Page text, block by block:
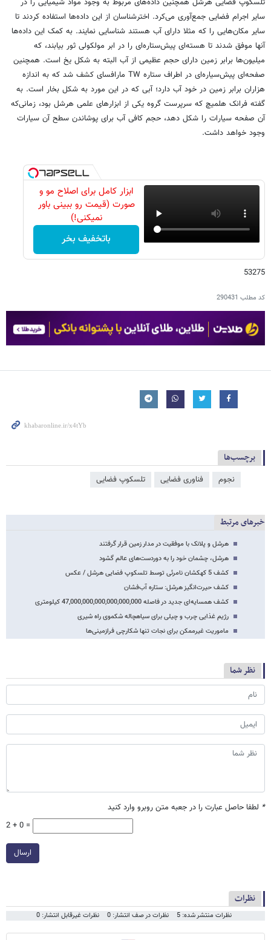
سایر اجرام فضایی جمع‌آوری می‌کرد. اخترشناسان از این داده‌ها استفاده کردند تا
سایر مکان‌هایی را که مثلا دارای آب هستند شناسایی نمایند. به کمک این داده‌ها
آنها موفق شدند تا هسته‌ای پیش‌ستاره‌ای را در ابر مولکولی ثور بیابند، که
میلیون‌ها برابر زمین دارای حجم عظیمی از آب البته به شکل یخ است. همچنین
صفحه‌ای پیش‌سیاره‌ای در اطراف ستاره TW مارافسای کشف شد که به اندازه
هزاران برابر زمین در خود آب دارد؛ آبی که در این مورد به شکل بخار است. به
گفته فرانک هلمیچ که سرپرست گروه یکی از ابزارهای علمی هرشل بود، زمانی‌که
آن صفحه سیارات را شکل دهد، حجم کافی آب برای پوشاندن سطح آن سیارات
وجود خواهد داشت.
ابزار کامل برای اصلاح مو و
صورت (قیمت رو ببینی باور
نمیکنی!)
باتخفیف بخر
53275
کد مطلب 290431
برچسب‌ها
نجوم فناوری فضایی تلسکوپ فضایی
خبرهای مرتبط
هرشل و پلانک با موفقیت در مدار زمین قرار گرفتند
هرشل، چشمان خود را به دوردست‌های عالم گشود
کشف 5 کهکشان نامرئی توسط تلسکوپ فضایی هرشل / عکس
کشف حیرت‌انگیز هرشل: ستاره آب‌فشان
کشف همسایه‌ای جدید در فاصله 47,000,000,000,000,000,000 کیلومتری
رژیم غذایی چرب و چیلی برای سیاهچاله شکموی راه شیری
ماموریت غیرممکن برای نجات تنها شکارچی فرازمینی‌ها
نظر شما
* لطفا حاصل عبارت را در جعبه متن روبرو وارد کنید
2 + 0 =
ارسال
نظرات
نظرات منتشر شده: 5 نظرات در صف انتشار: 0 نظرات غیرقابل انتشار: 0